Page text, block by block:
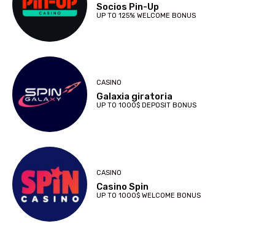
Socios Pin-Up
UP TO 125% WELCOME BONUS
CASINO
Galaxia giratoria
UP TO 1000$ DEPOSIT BONUS
CASINO
Casino Spin
UP TO 1000$ WELCOME BONUS